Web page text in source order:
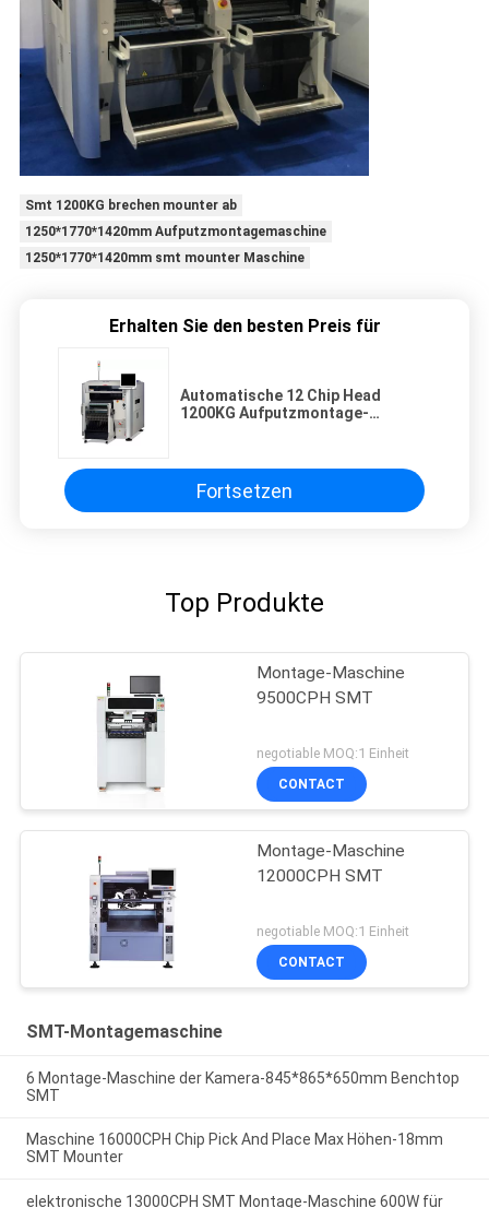
Smt 1200KG brechen mounter ab
1250*1770*1420mm Aufputzmontagemaschine
1250*1770*1420mm smt mounter Maschine
Erhalten Sie den besten Preis für
Automatische 12 Chip Head
1200KG Aufputzmontage-
Fortsetzen
Top Produkte
Montage-Maschine
9500CPH SMT
negotiable MOQ:1 Einheit
CONTACT
Montage-Maschine
12000CPH SMT
negotiable MOQ:1 Einheit
CONTACT
SMT-Montagemaschine
6 Montage-Maschine der Kamera-845*865*650mm Benchtop
SMT
Maschine 16000CPH Chip Pick And Place Max Höhen-18mm
SMT Mounter
elektronische 13000CPH SMT Montage-Maschine 600W für